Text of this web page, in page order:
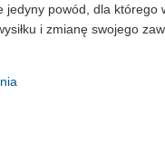
jedyny powód, dla którego
i zmianę swojego